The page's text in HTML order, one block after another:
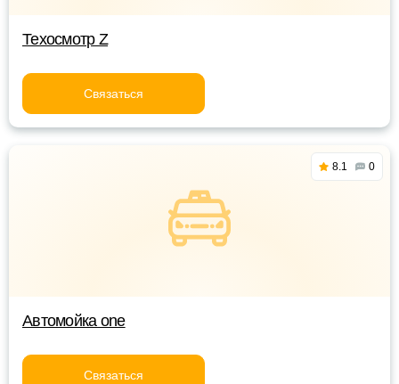
Техосмотр Z
Связаться
8.1 0
Автомойка one
Связаться